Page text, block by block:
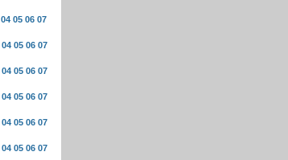
04 05 06 07
04 05 06 07
04 05 06 07
04 05 06 07
04 05 06 07
04 05 06 07